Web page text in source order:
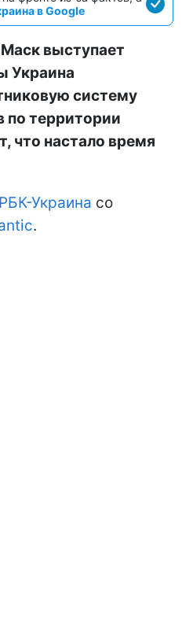
в Google
выступает
Украина
систему
по территории
что настало время
РБК-Украина со
.